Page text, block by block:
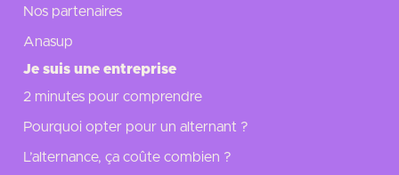
Nos partenaires
Anasup
Je suis une entreprise
2 minutes pour comprendre
Pourquoi opter pour un alternant ?
L’alternance, ça coûte combien ?